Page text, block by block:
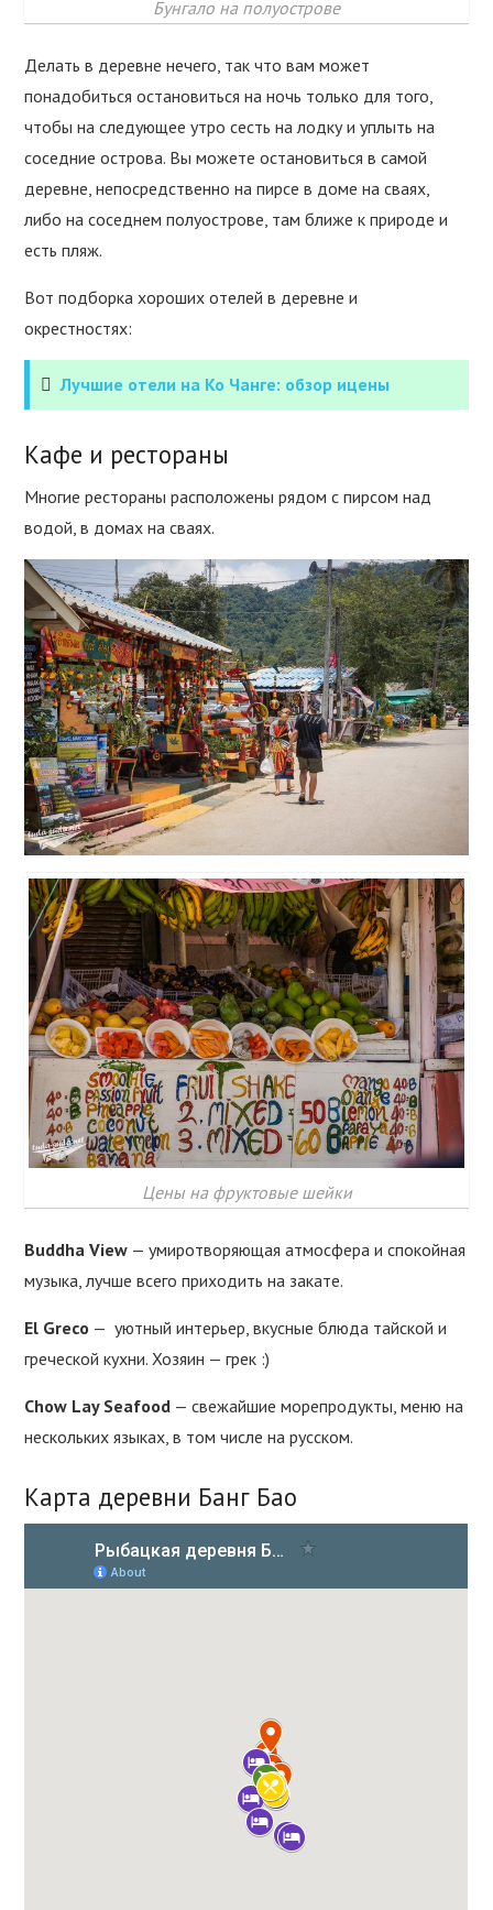
Бунгало на полуострове
Делать в деревне нечего, так что вам может
понадобиться остановиться на ночь только для того,
чтобы на следующее утро сесть на лодку и уплыть на
соседние острова. Вы можете остановиться в самой
деревне, непосредственно на пирсе в доме на сваях,
либо на соседнем полуострове, там ближе к природе и
есть пляж.
Вот подборка хороших отелей в деревне и
окрестностях:
Лучшие отели на Ко Чанге: обзор ицены
Кафе и рестораны
Многие рестораны расположены рядом с пирсом над
водой, в домах на сваях.
Цены на фруктовые шейки
Buddha View — умиротворяющая атмосфера и спокойная
музыка, лучше всего приходить на закате.
El Greco — уютный интерьер, вкусные блюда тайской и
греческой кухни. Хозяин — грек :)
Chow Lay Seafood — свежайшие морепродукты, меню на
нескольких языках, в том числе на русском.
Карта деревни Банг Бао